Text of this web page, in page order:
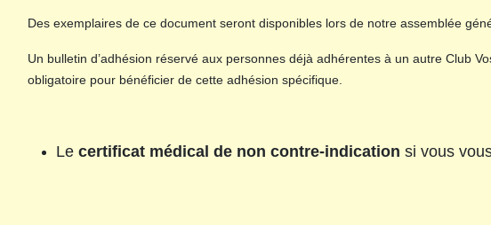
Des exemplaires de ce document seront disponibles lors de notre assemblée
Un bulletin d’adhésion réservé aux personnes déjà adhérentes à un autre Club
obligatoire pour bénéficier de cette adhésion spécifique.
Le certificat médical de non contre-indication si vous